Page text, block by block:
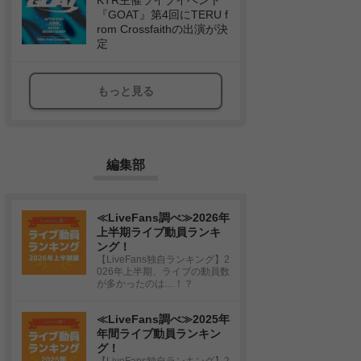
『GOAT』第4回にTERU f
rom Crossfaithの出演が決
定
もっと見る
編集部
≪LiveFans調べ≫2026年
上半期ライブ動員ランキ
ング！
【LiveFans独自ランキング】2
026年上半期、ライブの動員数
が多かったのは…！？
≪LiveFans調べ≫2025年
年間ライブ動員ランキン
グ！